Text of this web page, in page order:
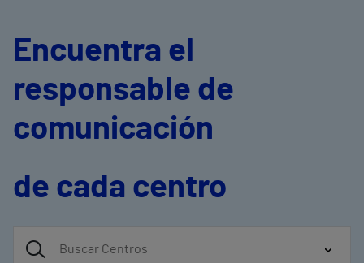
Encuentra el
responsable de
comunicación
de cada centro